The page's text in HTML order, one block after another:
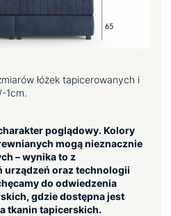
łóżek tapicerowanych i
1cm.
poglądowy. Kolory
mogą nieznacznie
– wynika to z
oraz technologii
do odwiedzenia
gdzie dostępna jest
tkanin tapicerskich.